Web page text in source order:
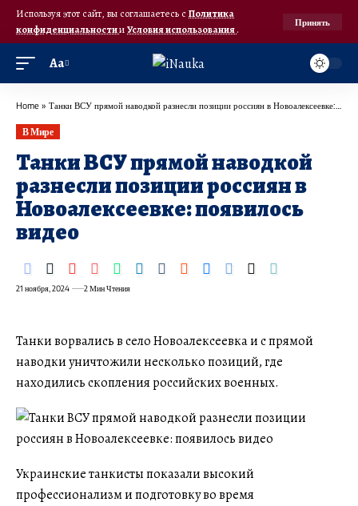
Используя этот сайт, вы соглашаетесь с Политика
конфиденциальностииУсловия использования.
Принять
Аа
Home » Танки ВСУ прямой наводкой разнесли позиции россиян в Новоалексеевке: появилось видео
В Мире
Танки ВСУ прямой наводкой
разнесли позиции россиян в
Новоалексеевке: появилось
видео
21 ноября, 2024 2 Мин Чтения
Танки ворвались в село Новоалексеевка и с прямой
наводки уничтожили несколько позиций, где
находились скопления российских военных.
Украинские танкисты показали высокий
профессионализм и подготовку во время